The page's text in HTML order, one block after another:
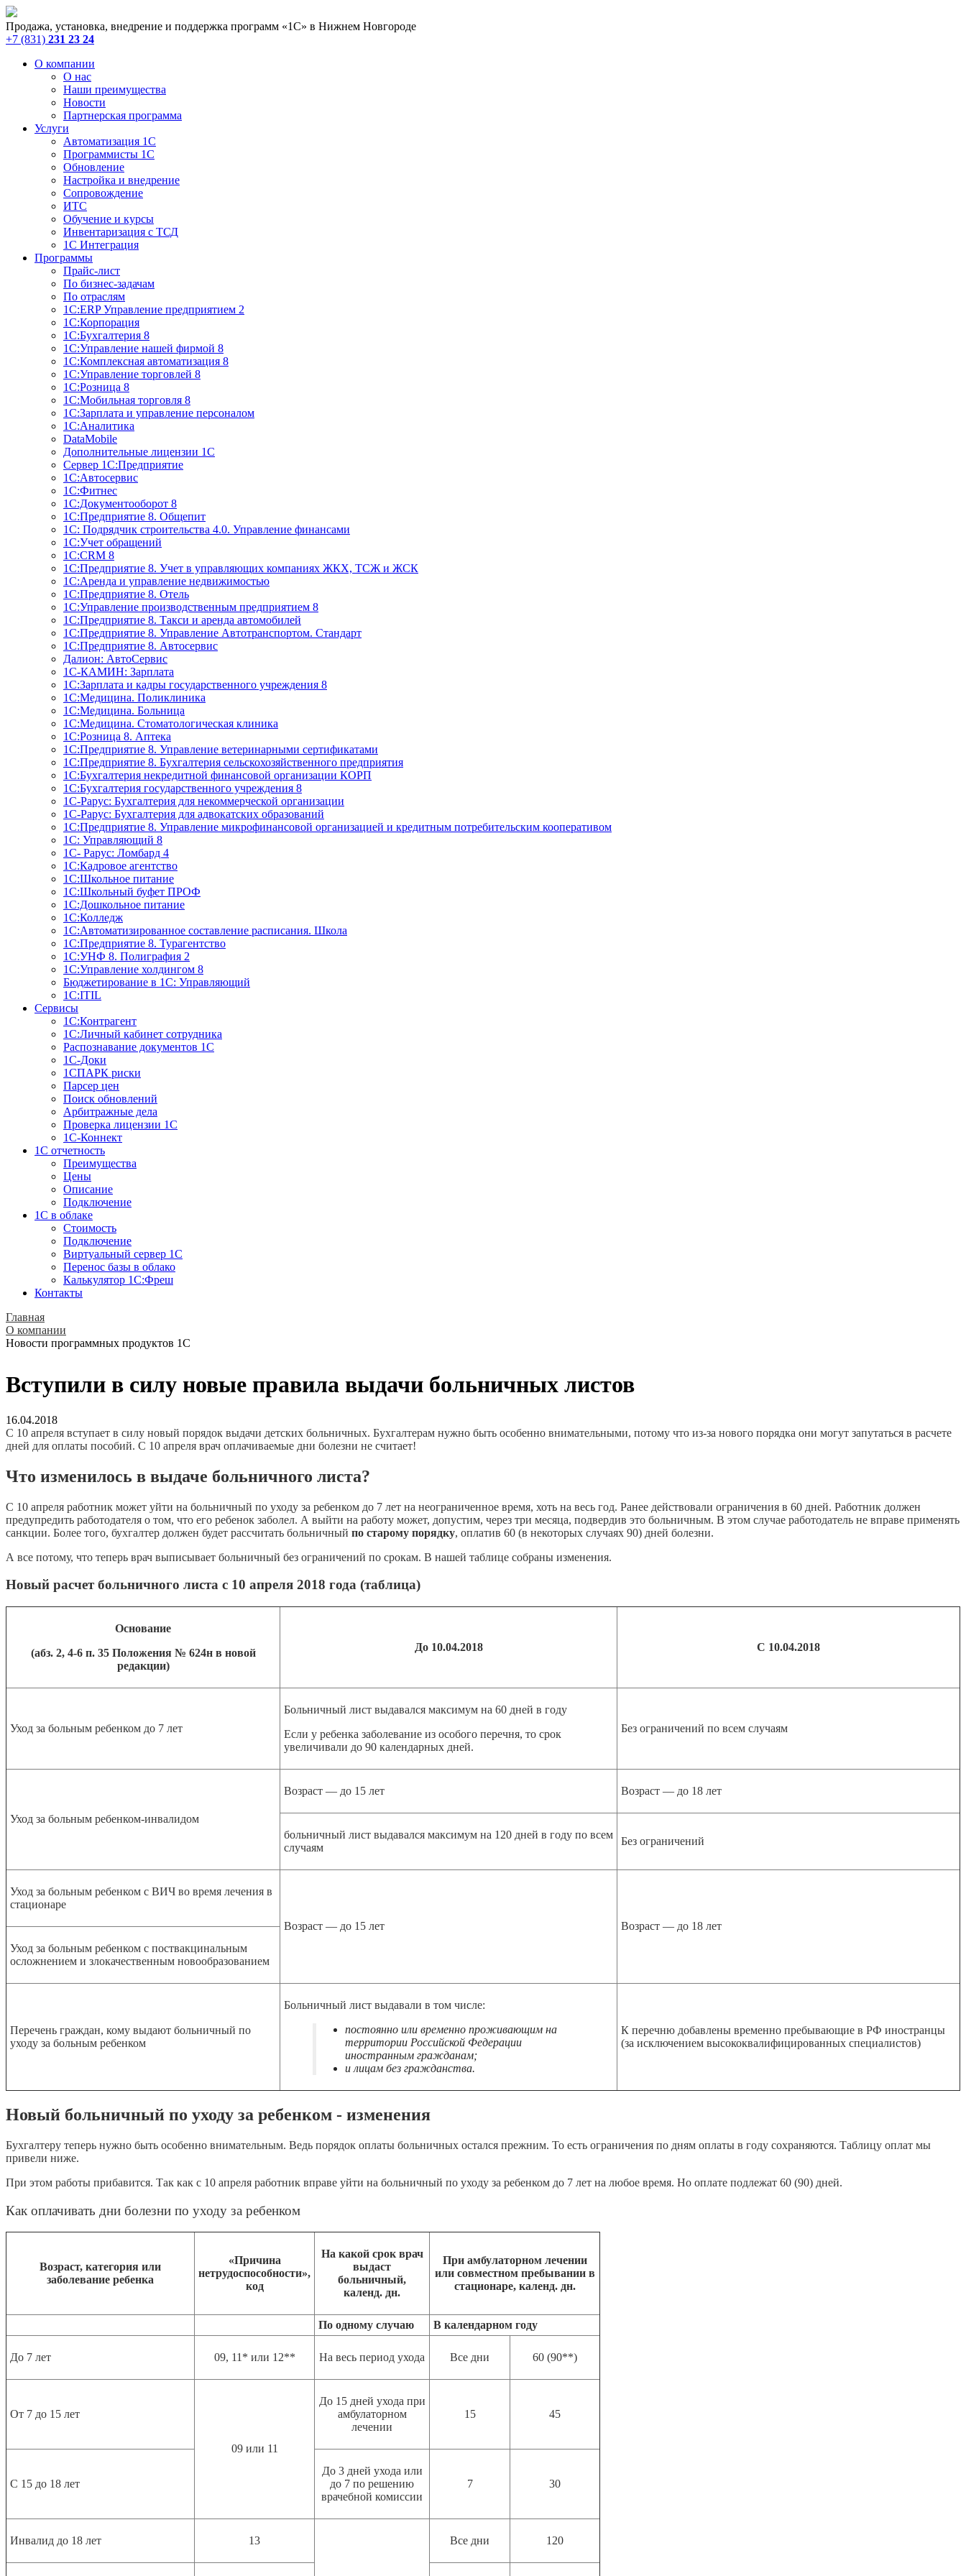
Продажа, установка, внедрение и поддержка программ «1С» в Нижнем Новгороде
+7 (831) 231 23 24
О компании
О нас
Наши преимущества
Новости
Партнерская программа
Услуги
Автоматизация 1С
Программисты 1С
Обновление
Настройка и внедрение
Сопровождение
ИТС
Обучение и курсы
Инвентаризация с ТСД
1С Интеграция
Программы
Прайс-лист
По бизнес-задачам
По отраслям
1C:ERP Управление предприятием 2
1С:Корпорация
1С:Бухгалтерия 8
1С:Управление нашей фирмой 8
1С:Комплексная автоматизация 8
1С:Управление торговлей 8
1С:Розница 8
1С:Мобильная торговля 8
1С:Зарплата и управление персоналом
1С:Аналитика
DataMobile
Дополнительные лицензии 1С
Сервер 1С:Предприятие
1С:Автосервис
1С:Фитнес
1С:Документооборот 8
1С:Предприятие 8. Общепит
1С: Подрядчик строительства 4.0. Управление финансами
1С:Учет обращений
1C:CRM 8
1С:Предприятие 8. Учет в управляющих компаниях ЖКХ, ТСЖ и ЖСК
1С:Аренда и управление недвижимостью
1С:Предприятие 8. Отель
1C:Управление производственным предприятием 8
1C:Предприятие 8. Такси и аренда автомобилей
1С:Предприятие 8. Управление Автотранспортом. Стандарт
1C:Предприятие 8. Автосервис
Далион: АвтоСервис
1С-КАМИН: Зарплата
1С:Зарплата и кадры государственного учреждения 8
1С:Медицина. Поликлиника
1С:Медицина. Больница
1С:Медицина. Стоматологическая клиника
1С:Розница 8. Аптека
1C:Предприятие 8. Управление ветеринарными сертификатами
1С:Предприятие 8. Бухгалтерия сельскохозяйственного предприятия
1C:Бухгалтерия некредитной финансовой организации КОРП
1С:Бухгалтерия государственного учреждения 8
1С-Рарус: Бухгалтерия для некоммерческой организации
1С-Рарус: Бухгалтерия для адвокатских образований
1С:Предприятие 8. Управление микрофинансовой организацией и кредитным потребительским кооперативом
1С: Управляющий 8
1С- Рарус: Ломбард 4
1С:Кадровое агентство
1С:Школьное питание
1С:Школьный буфет ПРОФ
1C:Дошкольное питание
1С:Колледж
1С:Автоматизированное составление расписания. Школа
1С:Предприятие 8. Турагентство
1С:УНФ 8. Полиграфия 2
1С:Управление холдингом 8
Бюджетирование в 1С: Управляющий
1С:ITIL
Сервисы
1C:Контрагент
1С:Личный кабинет сотрудника
Распознавание документов 1С
1С-Доки
1CПАРК риски
Парсер цен
Поиск обновлений
Арбитражные дела
Проверка лицензии 1С
1С-Коннект
1C отчетность
Преимущества
Цены
Описание
Подключение
1С в облаке
Стоимость
Подключение
Виртуальный сервер 1С
Перенос базы в облако
Калькулятор 1С:Фреш
Контакты
Главная
О компании
Новости программных продуктов 1С
Вступили в силу новые правила выдачи больничных листов
16.04.2018
С 10 апреля вступает в силу новый порядок выдачи детских больничных. Бухгалтерам нужно быть особенно внимательными, потому что из-за нового порядка они могут запутаться в расчете
дней для оплаты пособий. С 10 апреля врач оплачиваемые дни болезни не считает!
Что изменилось в выдаче больничного листа?
С 10 апреля работник может уйти на больничный по уходу за ребенком до 7 лет на неограниченное время, хоть на весь год. Ранее действовали ограничения в 60 дней. Работник должен
предупредить работодателя о том, что его ребенок заболел. А выйти на работу может, допустим, через три месяца, подвердив это больничным. В этом случае работодатель не вправе применять
санкции. Более того, бухгалтер должен будет рассчитать больничный по старому порядку, оплатив 60 (в некоторых случаях 90) дней болезни.
А все потому, что теперь врач выписывает больничный без ограничений по срокам. В нашей таблице собраны изменения.
Новый расчет больничного листа с 10 апреля 2018 года (таблица)
Основание
(абз. 2, 4-6 п. 35 Положения № 624н в новой
редакции)
До 10.04.2018 С 10.04.2018
Уход за больным ребенком до 7 лет
Больничный лист выдавался максимум на 60 дней в году
Если у ребенка заболевание из особого перечня, то срок
увеличивали до 90 календарных дней.
Без ограничений по всем случаям
Уход за больным ребенком-инвалидом
Возраст — до 15 лет Возраст — до 18 лет
больничный лист выдавался максимум на 120 дней в году по всем
случаям
Без ограничений
Уход за больным ребенком с ВИЧ во время лечения в
стационаре
Возраст — до 15 лет
Возраст — до 18 лет
Уход за больным ребенком с поствакцинальным
осложнением и злокачественным новообразованием
Перечень граждан, кому выдают больничный по
уходу за больным ребенком
Больничный лист выдавали в том числе:
постоянно или временно проживающим на
территории Российской Федерации
иностранным гражданам;
и лицам без гражданства.
К перечню добавлены временно пребывающие в РФ иностранцы
(за исключением высококвалифицированных специалистов)
Новый больничный по уходу за ребенком - изменения
Бухгалтеру теперь нужно быть особенно внимательным. Ведь порядок оплаты больничных остался прежним. То есть ограничения по дням оплаты в году сохраняются. Таблицу оплат мы
привели ниже.
При этом работы прибавится. Так как с 10 апреля работник вправе уйти на больничный по уходу за ребенком до 7 лет на любое время. Но оплате подлежат 60 (90) дней.
Как оплачивать дни болезни по уходу за ребенком
Возраст, категория или
заболевание ребенка
«Причина
нетрудоспособности»,
код
На какой срок врач
выдаст
больничный,
календ. дн.
При амбулаторном лечении
или совместном пребывании в
стационаре, календ. дн.
По одному случаю В календарном году
До 7 лет 09, 11* или 12** На весь период ухода Все дни 60 (90**)
От 7 до 15 лет
09 или 11
До 15 дней ухода при
амбулаторном
лечении
15 45
С 15 до 18 лет
До 3 дней ухода или
до 7 по решению
врачебной комиссии
7 30
Инвалид до 18 лет 13 Все дни 120